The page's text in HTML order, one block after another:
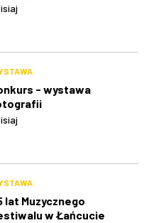
- wystawa
lat Muzycznego
w Łańcucie